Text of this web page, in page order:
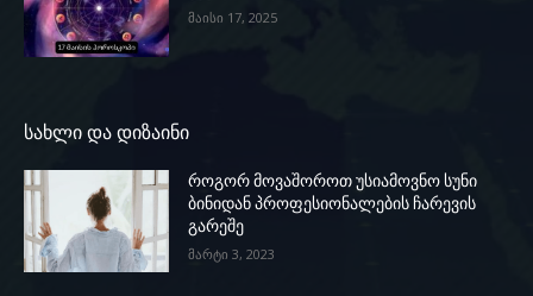
მაისი 17, 2025
სახლი და დიზაინი
როგორ მოვაშოროთ უსიამოვნო სუნი
ბინიდან პროფესიონალების ჩარევის
გარეშე
მარტი 3, 2023